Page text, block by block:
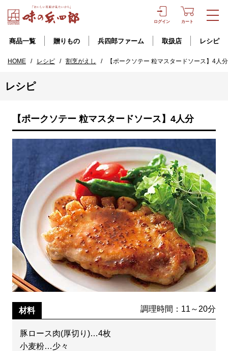
ログイン カート
商品一覧 贈りもの 兵四郎ファーム 取扱店 レシピ
HOME / レシピ / 割烹がえし / 【ポークソテー 粒マスタードソース】4人分
レシピ
【ポークソテー 粒マスタードソース】4人分
材料 調理時間：11～20分
豚ロース肉(厚切り)…4枚
小麦粉…少々